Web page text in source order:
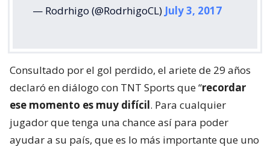
— Rodrhigo (@RodrhigoCL) July 3, 2017
Consultado por el gol perdido, el ariete de 29 años
declaró en diálogo con TNT Sports que “recordar
ese momento es muy difícil. Para cualquier
jugador que tenga una chance así para poder
ayudar a su país, que es lo más importante que uno